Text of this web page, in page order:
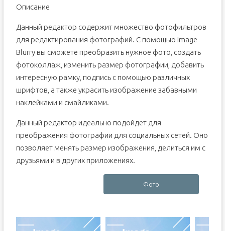
Описание
Данный редактор содержит множество фотофильтров
для редактирования фотографий. С помощью Image
Blurry вы сможете преобразить нужное фото, создать
фотоколлаж, изменить размер фотографии, добавить
интересную рамку, подпись с помощью различных
шрифтов, а также украсить изображение забавными
наклейками и смайликами.
Данный редактор идеально подойдет для
преображения фотографии для социальных сетей. Оно
позволяет менять размер изображения, делиться им с
друзьями и в других приложениях.
Фото